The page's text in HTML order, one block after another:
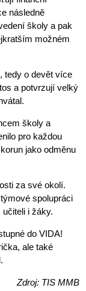
následně
školy a pak
možném
tedy o devět více
a potvrzují velký
školy a
pro každou
jako odměnu
za své okolí.
spolupráci
i žáky.
do VIDA!
ale také
Zdroj: TIS MMB